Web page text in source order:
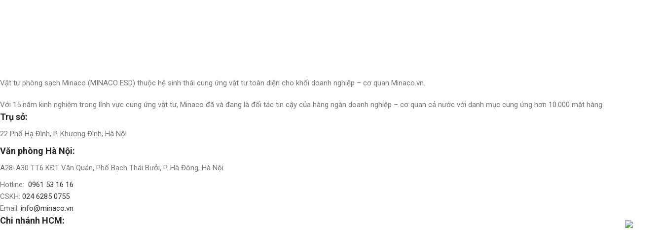
Vật tư phòng sạch Minaco (MINACO ESD) thuộc hệ sinh thái cung ứng vật tư toàn diện cho khối doanh nghiệp – cơ quan Minaco.vn.
Với 15 năm kinh nghiệm trong lĩnh vực cung ứng vật tư, Minaco đã và đang là đối tác tin cậy của hàng ngàn doanh nghiệp – cơ quan cả nước với danh mục cung ứng hơn 10.000 mặt hàng.
Trụ sở:
22 Phố Hạ Đình, P. Khương Đình, Hà Nội
Văn phòng Hà Nội:
A28-A30 TT6 KĐT Văn Quán, Phố Bạch Thái Bưởi, P. Hà Đông, Hà Nội
Hotline: 0961 53 16 16
CSKH: 024 6285 0755
Email: info@minaco.vn
Chi nhánh HCM: